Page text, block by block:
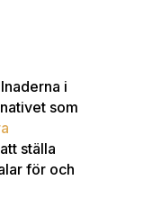
i
som
ställa
för och